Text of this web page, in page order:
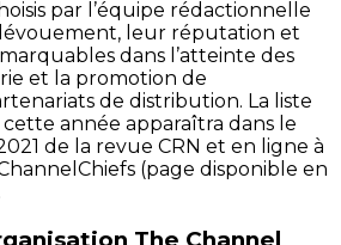
par l’équipe rédactionnelle
leur réputation et
dans l’atteinte des
et la promotion de
de distribution. La liste
année apparaîtra dans le
de la revue CRN et en ligne à
ChannelChiefs (page disponible en